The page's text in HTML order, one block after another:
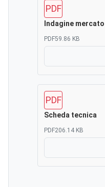
PDF
Indagine mercato
PDF59.86 KB
PDF
Scheda tecnica
PDF206.14 KB